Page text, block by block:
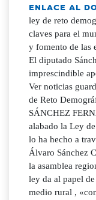
ENLACE AL
ley de reto
claves para el
y fomento de las
El diputado
imprescindible
Ver noticias
de Reto
SÁNCHEZ
alabado la Ley
lo ha hecho a
Álvaro Sánchez
la asamblea
ley da al papel
medio rural ,